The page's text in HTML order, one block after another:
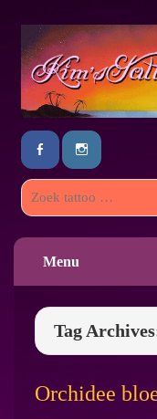
Menu
Tag
Orchidee